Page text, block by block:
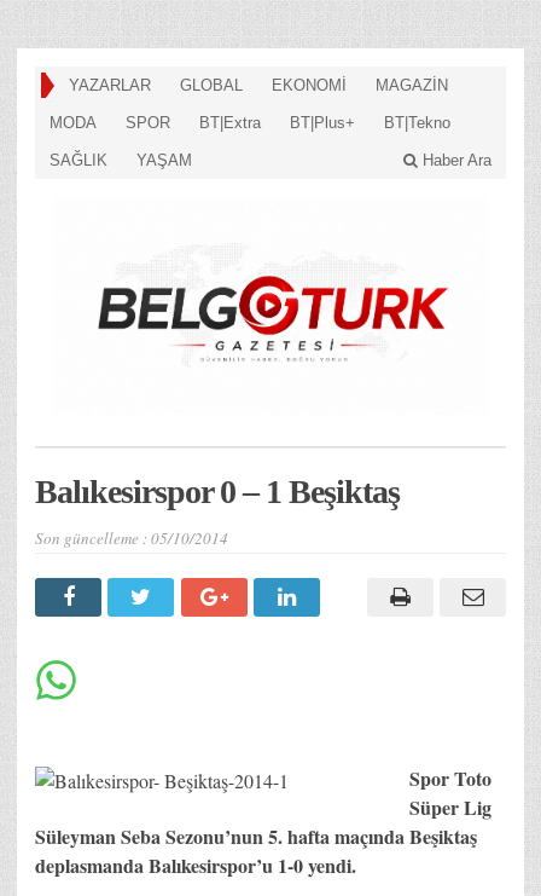
YAZARLAR GLOBAL EKONOMİ MAGAZİN
MODA SPOR BT|Extra BT|Plus+ BT|Tekno
SAĞLIK YAŞAM Haber Ara
Balıkesirspor 0 – 1 Beşiktaş
Son güncelleme :05/10/2014
Spor Toto
Süper Lig
Süleyman Seba Sezonu’nun 5. hafta maçında Beşiktaş
deplasmanda Balıkesirspor’u 1-0 yendi.